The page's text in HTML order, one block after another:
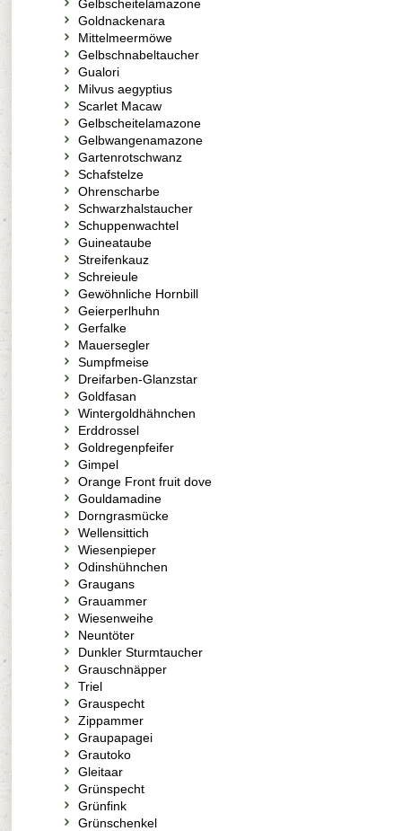
Gelbscheitelamazone
Goldnackenara
Mittelmeermöwe
Gelbschnabeltaucher
Gualori
Milvus aegyptius
Scarlet Macaw
Gelbscheitelamazone
Gelbwangenamazone
Gartenrotschwanz
Schafstelze
Ohrenscharbe
Schwarzhalstaucher
Schuppenwachtel
Guineataube
Streifenkauz
Schreieule
Gewöhnliche Hornbill
Geierperlhuhn
Gerfalke
Mauersegler
Sumpfmeise
Dreifarben-Glanzstar
Goldfasan
Wintergoldhähnchen
Erddrossel
Goldregenpfeifer
Gimpel
Orange Front fruit dove
Gouldamadine
Dorngrasmücke
Wellensittich
Wiesenpieper
Odinshühnchen
Graugans
Grauammer
Wiesenweihe
Neuntöter
Dunkler Sturmtaucher
Grauschnäpper
Triel
Grauspecht
Zippammer
Graupapagei
Grautoko
Gleitaar
Grünspecht
Grünfink
Grünschenkel